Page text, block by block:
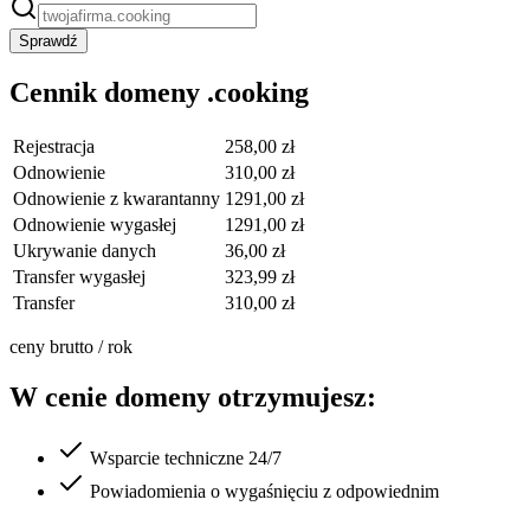
Sprawdź
Cennik domeny .cooking
Rejestracja
258,00 zł
Odnowienie
310,00 zł
Odnowienie z kwarantanny 1291,00 zł
Odnowienie wygasłej
1291,00 zł
Ukrywanie danych
36,00 zł
Transfer wygasłej
323,99 zł
Transfer
310,00 zł
ceny brutto / rok
W cenie domeny otrzymujesz:
Wsparcie techniczne 24/7
Powiadomienia o wygaśnięciu z odpowiednim